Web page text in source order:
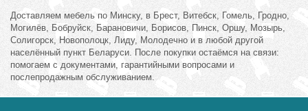
Доставляем мебель по Минску, в Брест, Витебск, Гомель, Гродно,
Могилёв, Бобруйск, Барановичи, Борисов, Пинск, Оршу, Мозырь,
Солигорск, Новополоцк, Лиду, Молодечно и в любой другой
населённый пункт Беларуси. После покупки остаёмся на связи:
помогаем с документами, гарантийными вопросами и
послепродажным обслуживанием.